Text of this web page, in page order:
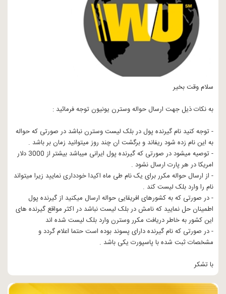
سلام وقت بخیر
به نکات ذیل جهت ارسال حواله وسترن یونیون توجه فرمائید :
- توجه کنید نام گیرنده پول در بلک لیست وسترن نباشد در صورتی که حواله
به این نام زده شود ریفاند و برگشت ان چند روز میتوانید زمان بر باشد .
- توصیه میشود در صورتی که گیرنده پول ایرانی میباشد بیشتر از 3000 دلار
امریکا در هر پارت ارسال نشود .
- از ارسال حواله مکرر برای یک نام طی ماه اکیدا خودداری نمایید زیرا میتواند
نام را وارد بلک لیست کند .
- در صورتی که به کشورهای افریقایی حواله ارسال میکنید از گیرنده پول
اطمینان حل نمایید که نامش در بلک لیست نباشد در اکثر مواقع گیرنده های
این کشور به خاطر دریافت مکرر وسترن وارد بلک لیست شده اند
- در صورتی که نام گیرنده دارای پسوند بوده است حتما اعلام گردد و
مشخصات ثبت شده با پاسپورت یکی باشد .
با تشکر